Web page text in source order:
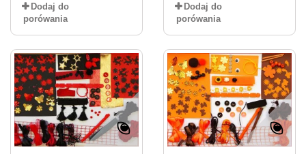
Dodaj do
porówania
Dodaj do
porówania